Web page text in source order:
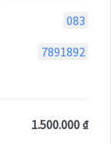
083
7891892
1.500.000 ₫